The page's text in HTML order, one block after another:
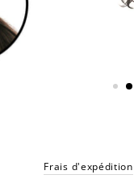
Frais d'expédition